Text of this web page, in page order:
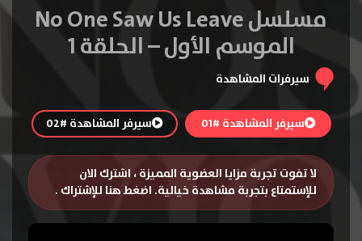
مسلسل No One Saw Us Leave
الموسم الأول – الحلقة 1
سيرفرات المشاهدة
سيرفر المشاهدة #01 سيرفر المشاهدة #02
لا تفوت تجربة مزايا العضوية المميزة ، اشترك الان
للإستمتاع بتجربة مشاهدة خيالية. اضغط هنا للإشتراك .